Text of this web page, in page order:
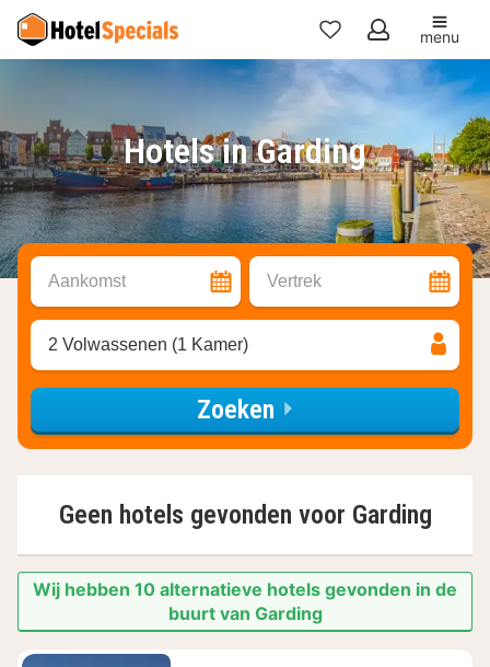
Mijn
favorieten
menu
Hotels in Garding
Aankomst Vertrek
2 Volwassenen (1 Kamer)
Zoeken
Geen hotels gevonden voor Garding
Wij hebben 10 alternatieve hotels gevonden in de
buurt van Garding